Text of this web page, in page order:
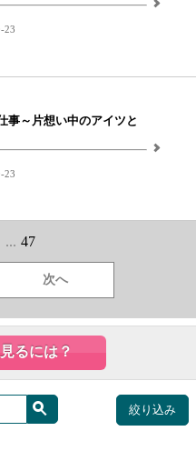
23
事～片想い中のアイツと
23
... 47
次へ
るには？
絞り込み